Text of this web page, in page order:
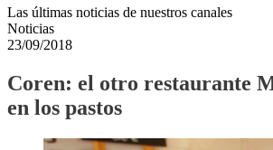
Las últimas noticias de nuestros canales
Noticias
23/09/2018
Coren: el otro restaurante
en los pastos